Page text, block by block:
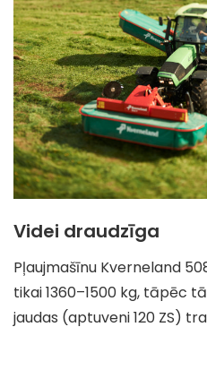
Videi draudzīga
Pļaujmašīnu Kverneland
tikai 1360–1500 kg, tāpēc
jaudas (aptuveni 120 ZS)